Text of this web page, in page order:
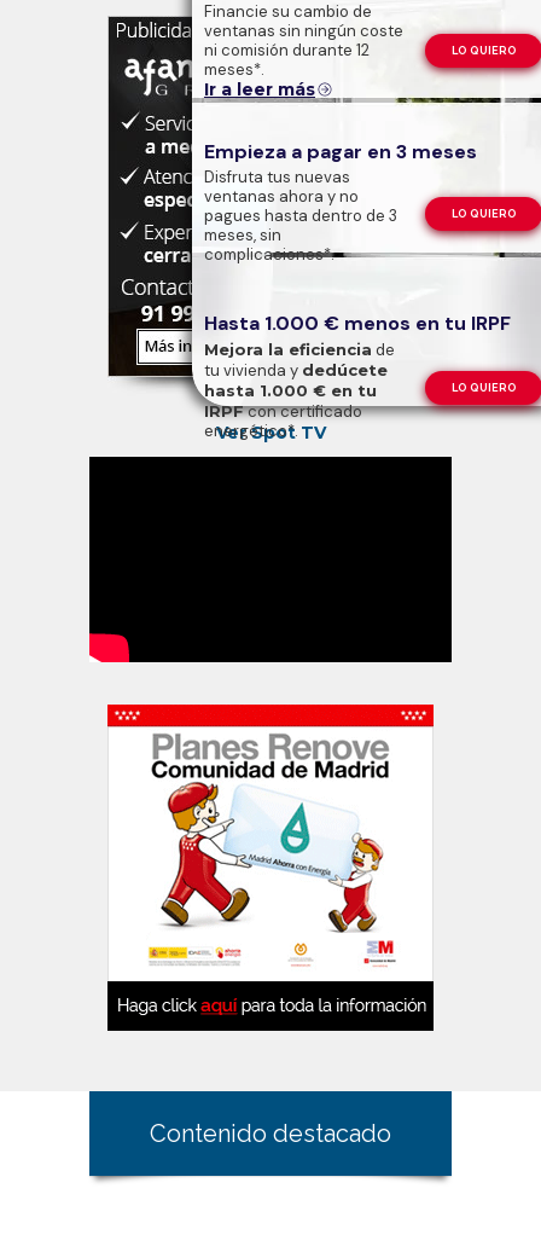
Ver Spot TV
Contenido destacado
Financie su cambio de
ventanas sin ningún coste
ni comisión durante 12
meses*.
Ir a leer más
LO QUIERO
Empieza a pagar en 3 meses
Disfruta tus nuevas
ventanas ahora y no
pagues hasta dentro de 3
meses, sin
complicaciones*.
LO QUIERO
Hasta 1.000 € menos en tu IRPF
Mejora la eficiencia de
tu vivienda y dedúcete
hasta 1.000 € en tu
IRPFcon certificado
energético*.
LO QUIERO